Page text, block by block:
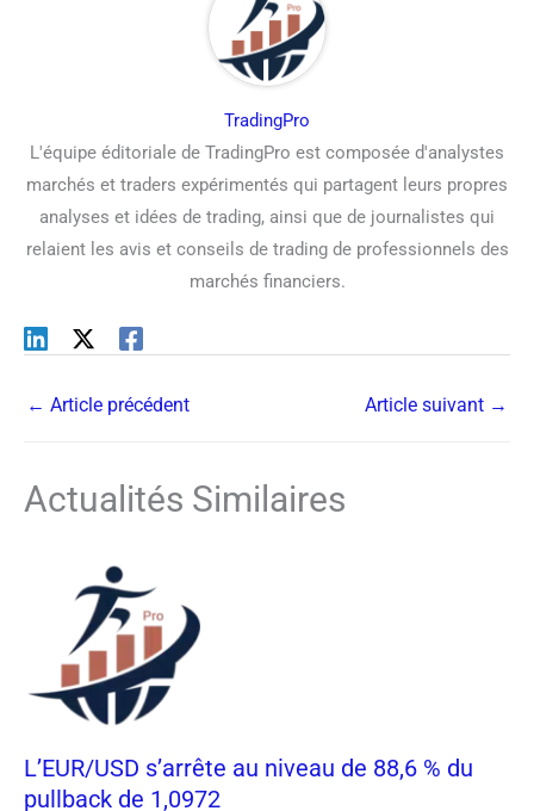
TradingPro
L'équipe éditoriale de TradingPro est composée d'analystes
marchés et traders expérimentés qui partagent leurs propres
analyses et idées de trading, ainsi que de journalistes qui
relaient les avis et conseils de trading de professionnels des
marchés financiers.
← Article précédent Article suivant →
Actualités Similaires
L’EUR/USD s’arrête au niveau de 88,6 % du
pullback de 1,0972